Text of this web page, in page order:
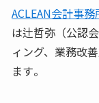
ACLEAN会計事務
は辻哲弥（公認
ィング、業務改
ます​​。